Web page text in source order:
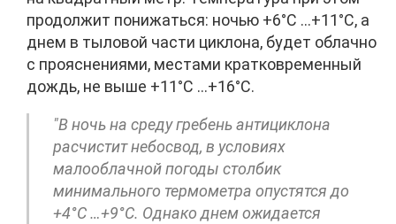
продолжит понижаться: ночью +6°C …+11°C, а
днем в тыловой части циклона, будет облачно
с прояснениями, местами кратковременный
дождь, не выше +11°C …+16°C.
"В ночь на среду гребень антициклона
расчистит небосвод, в условиях
малооблачной погоды столбик
минимального термометра опустятся до
+4°C …+9°C. Однако днем ожидается